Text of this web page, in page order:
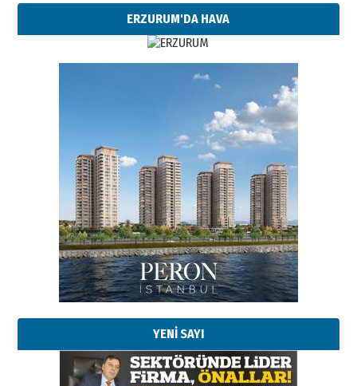
ERZURUM'DA HAVA
YENİ SAYI
Esat BİNDESEN
Başkan Sekmen’den Erzurum’a
bir vizyon proje daha!
02 Ağustos 2026 Pazar
Kadir SABUNCUOĞLU
Erzurumspor’un köşe taşları
29 Haziran 2026 Pazartesi
Kenan GÜLERCİ
Murat Şahsuvaroğlu ERKON’da
çıtayı yukarı taşırken,